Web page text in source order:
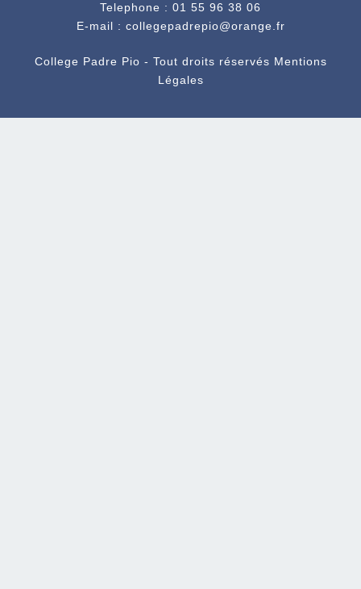
Telephone : 01 55 96 38 06
E-mail : collegepadrepio@orange.fr
College Padre Pio - Tout droits réservés Mentions
Légales